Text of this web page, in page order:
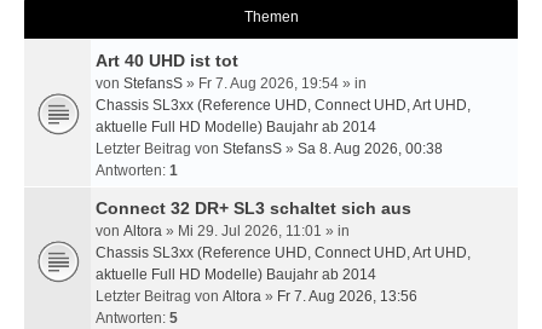
Themen
Art 40 UHD ist tot
von StefansS » Fr 7. Aug 2026, 19:54 » in
Chassis SL3xx (Reference UHD, Connect UHD, Art UHD,
aktuelle Full HD Modelle) Baujahr ab 2014
Letzter Beitrag von StefansS » Sa 8. Aug 2026, 00:38
Antworten: 1
Connect 32 DR+ SL3 schaltet sich aus
von Altora » Mi 29. Jul 2026, 11:01 » in
Chassis SL3xx (Reference UHD, Connect UHD, Art UHD,
aktuelle Full HD Modelle) Baujahr ab 2014
Letzter Beitrag von Altora » Fr 7. Aug 2026, 13:56
Antworten: 5